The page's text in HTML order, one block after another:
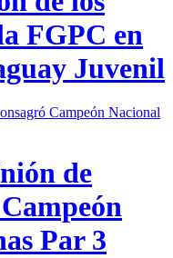
FGPC en
Juvenil
de
Par 3